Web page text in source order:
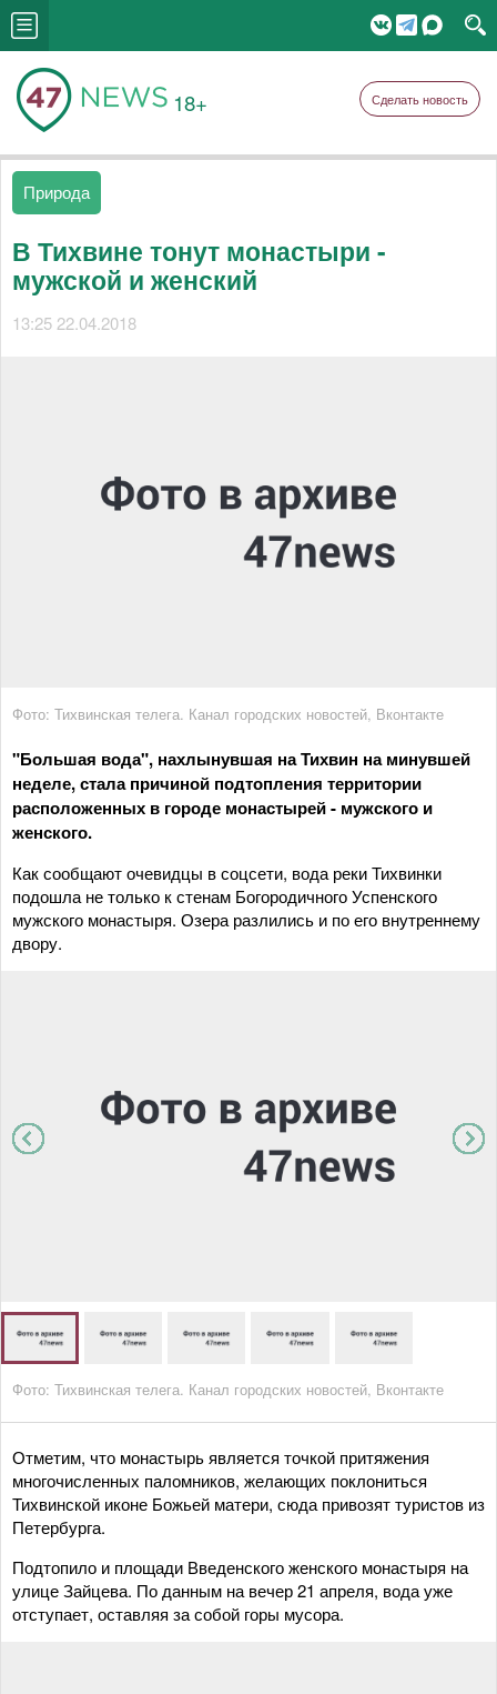
18+ Сделать новость
Природа
В Тихвине тонут монастыри -
мужской и женский
13:25 22.04.2018
Фото: Тихвинская телега. Канал городских новостей, Вконтакте
"Большая вода", нахлынувшая на Тихвин на минувшей
неделе, стала причиной подтопления территории
расположенных в городе монастырей - мужского и
женского.
Как сообщают очевидцы в соцсети, вода реки Тихвинки
подошла не только к стенам Богородичного Успенского
мужского монастыря. Озера разлились и по его внутреннему
двору.
Фото: Тихвинская телега. Канал городских новостей, Вконтакте
Отметим, что монастырь является точкой притяжения
многочисленных паломников, желающих поклониться
Тихвинской иконе Божьей матери, сюда привозят туристов из
Петербурга.
Подтопило и площади Введенского женского монастыря на
улице Зайцева. По данным на вечер 21 апреля, вода уже
отступает, оставляя за собой горы мусора.